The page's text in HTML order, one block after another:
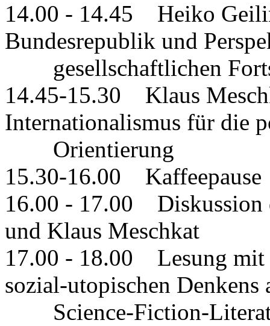
14.00 - 14.45 Heiko
Bundesrepublik und
gesellschaftlichen
14.45-15.30 Klaus
Internationalismus für die
Orientierung
15.30-16.00 Kaffeepause
16.00 - 17.00 Diskussion
und Klaus Meschkat
17.00 - 18.00 Lesung mit
sozial-utopischen Denkens
Science-Fiction-